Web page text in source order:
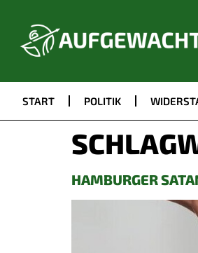
START POLITIK
HAMBURGER